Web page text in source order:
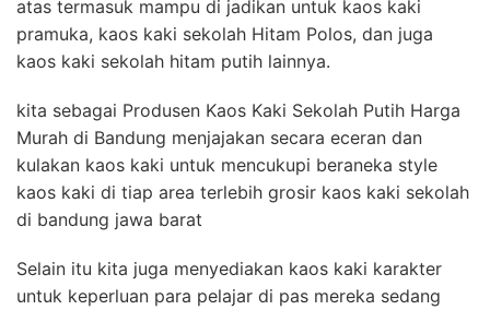
atas termasuk mampu di jadikan untuk kaos kaki
pramuka, kaos kaki sekolah Hitam Polos, dan juga
kaos kaki sekolah hitam putih lainnya.
kita sebagai Produsen Kaos Kaki Sekolah Putih Harga
Murah di Bandung menjajakan secara eceran dan
kulakan kaos kaki untuk mencukupi beraneka style
kaos kaki di tiap area terlebih grosir kaos kaki sekolah
di bandung jawa barat
Selain itu kita juga menyediakan kaos kaki karakter
untuk keperluan para pelajar di pas mereka sedang